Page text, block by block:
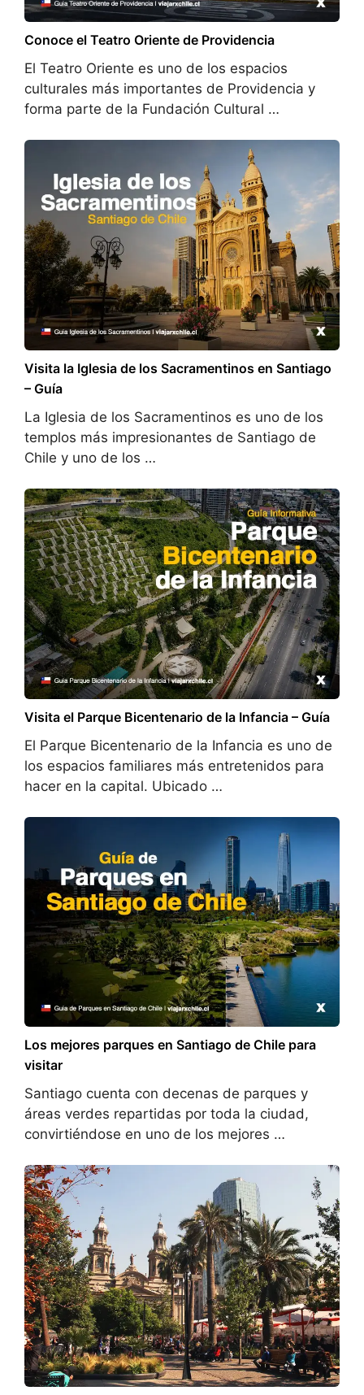
Conoce el Teatro Oriente de Providencia
El Teatro Oriente es uno de los espacios
culturales más importantes de Providencia y
forma parte de la Fundación Cultural …
Visita la Iglesia de los Sacramentinos en Santiago
– Guía
La Iglesia de los Sacramentinos es uno de los
templos más impresionantes de Santiago de
Chile y uno de los …
Visita el Parque Bicentenario de la Infancia – Guía
El Parque Bicentenario de la Infancia es uno de
los espacios familiares más entretenidos para
hacer en la capital. Ubicado …
Los mejores parques en Santiago de Chile para
visitar
Santiago cuenta con decenas de parques y
áreas verdes repartidas por toda la ciudad,
convirtiéndose en uno de los mejores …